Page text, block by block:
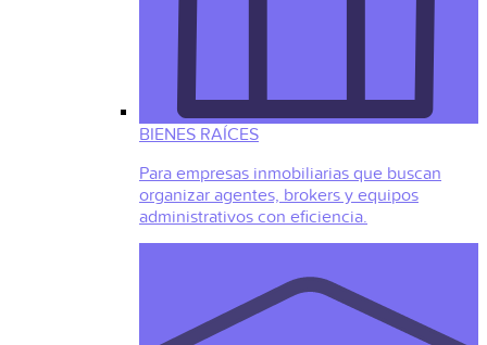
BIENES RAÍCES
Para empresas inmobiliarias que buscan
organizar agentes, brokers y equipos
administrativos con eficiencia.